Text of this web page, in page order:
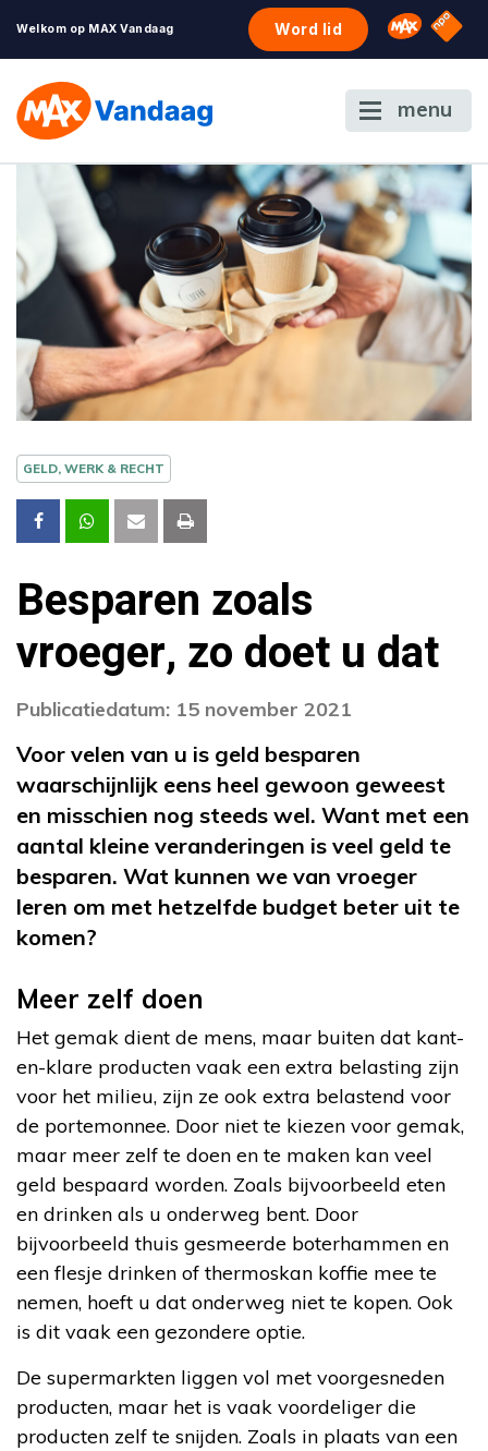
Welkom op MAX Vandaag Word lid Omroep
NPO
menu
GELD, WERK & RECHT
Besparen zoals
vroeger, zo doet u dat
Publicatiedatum: 15 november 2021
Voor velen van u is geld besparen
waarschijnlijk eens heel gewoon geweest
en misschien nog steeds wel. Want met een
aantal kleine veranderingen is veel geld te
besparen. Wat kunnen we van vroeger
leren om met hetzelfde budget beter uit te
komen?
Meer zelf doen
Het gemak dient de mens, maar buiten dat kant-
en-klare producten vaak een extra belasting zijn
voor het milieu, zijn ze ook extra belastend voor
de portemonnee. Door niet te kiezen voor gemak,
maar meer zelf te doen en te maken kan veel
geld bespaard worden. Zoals bijvoorbeeld eten
en drinken als u onderweg bent. Door
bijvoorbeeld thuis gesmeerde boterhammen en
een flesje drinken of thermoskan koffie mee te
nemen, hoeft u dat onderweg niet te kopen. Ook
is dit vaak een gezondere optie.
De supermarkten liggen vol met voorgesneden
producten, maar het is vaak voordeliger die
producten zelf te snijden. Zoals in plaats van een